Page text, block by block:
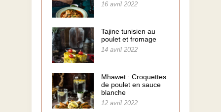
16 avril 2022
Tajine tunisien au
poulet et fromage
14 avril 2022
Mhawet : Croquettes
de poulet en sauce
blanche
12 avril 2022